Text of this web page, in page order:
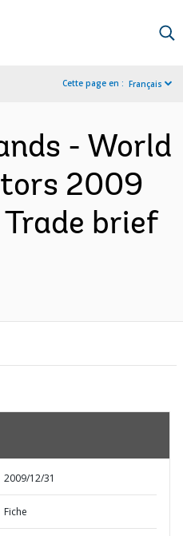
Cette page en : Français
- World
2009
Trade brief
2009/12/31
Fiche